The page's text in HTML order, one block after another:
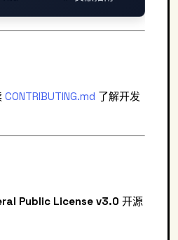
CONTRIBUTING.md 了解开发
Public License v3.0 开源